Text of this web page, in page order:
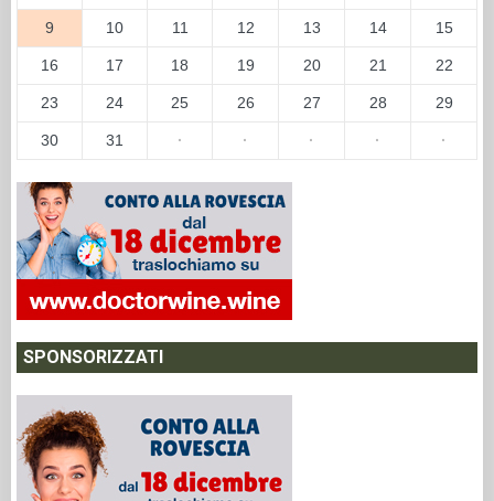
9 10 11 12 13 14 15
16 17 18 19 20 21 22
23 24 25 26 27 28 29
30 31 · · · · ·
SPONSORIZZATI